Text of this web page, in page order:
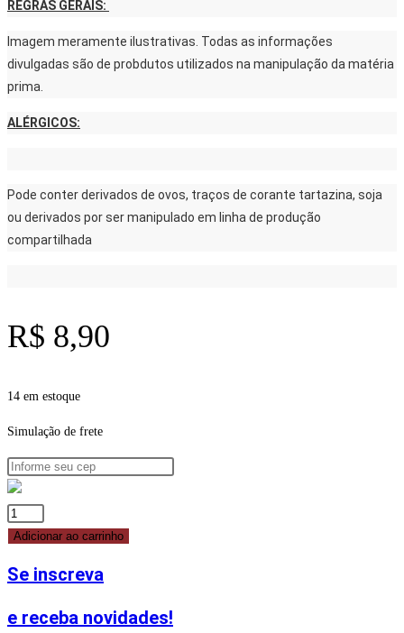
REGRAS GERAIS:
Imagem meramente ilustrativas. Todas as informações
divulgadas são de probdutos utilizados na manipulação da matéria
prima.
ALÉRGICOS:
Pode conter derivados de ovos, traços de corante tartazina, soja
ou derivados por ser manipulado em linha de produção
compartilhada
R$ 8,90
14 em estoque
Simulação de frete
ABELHAS
ANIMADAS
REF.
JADY
Adicionar ao carrinho
Se inscreva
e receba novidades!